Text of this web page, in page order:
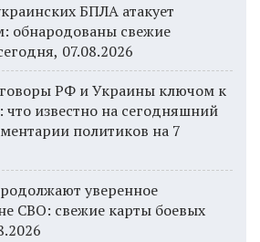
БПЛА атакует
обнародованы свежие
07.08.2026
РФ и Украины ключом к
известно на сегодняшний
политиков на 7
уверенное
СВО: свежие карты боевых